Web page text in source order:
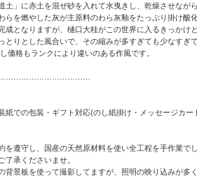
」に赤土を混ぜ砂を入れて水曳きし、乾燥させなが
を燃やした灰が主原料のわら灰釉をたっぷり掛け酸
となりますが、樋口大桂がこの世界に入るきっかけ
りとした風合いで、その縮みが多すぎても少なすぎ
価格もランクにより違いのある作風です。
での包装・ギフト対応(のし紙掛け・メッセージカー
遵守し、国産の天然原材料を使い全工程を手作業で
承くださいませ。
景板を使って撮影してますが、照明の映り込みが多